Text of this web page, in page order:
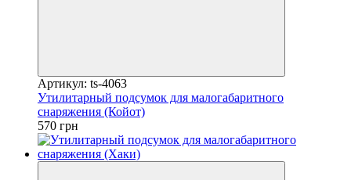
Артикул: ts-4063
Утилитарный подсумок для малогабаритного
снаряжения (Койот)
570 грн